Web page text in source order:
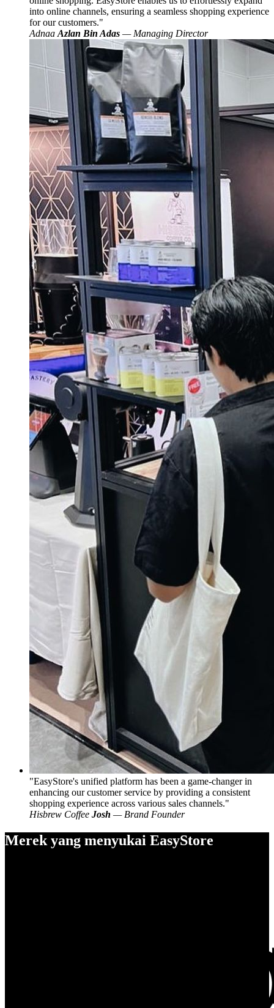
into online channels, ensuring a seamless shopping experience
for our customers.
Adnaa Azlan Bin Adas — Managing Director
EasyStore's unified platform has been a game-changer in
enhancing our customer service by providing a consistent
shopping experience across various sales channels.
Hisbrew Coffee Josh — Brand Founder
Merek yang menyukai EasyStore